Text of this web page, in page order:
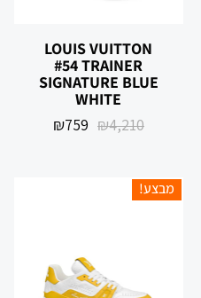
‏LOUIS VUITTON
TRAINER ‏#54
SIGNATURE BLUE
WHITE
₪4,210
₪759
מבצע!